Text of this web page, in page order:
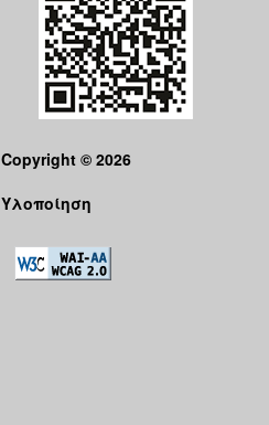
Copyright © 2026
Υλοποίηση